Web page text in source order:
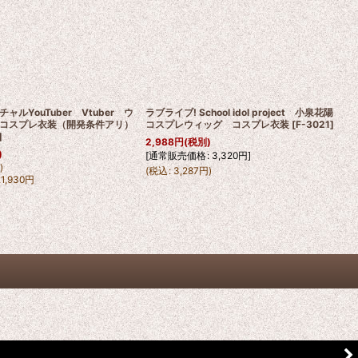
ャルYouTuber Vtuber ウ
プレ衣装（開発条件アリ）
)
円
ラブライブ! School idol project 小泉花陽
コスプレウィッグ コスプレ衣装 [F-3021]
2,988円(税別)
[通常販売価格: 3,320円]
(税込: 3,287円)